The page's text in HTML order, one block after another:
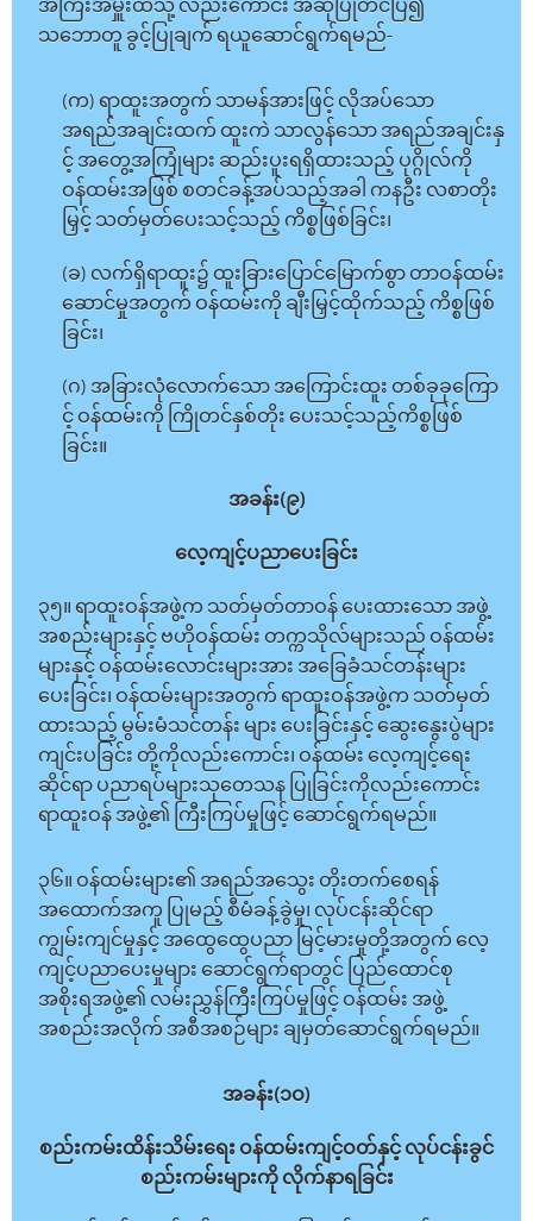
အကြီးအမှူးထံသို့ လည်းကောင်း အဆိုပြုတင်ပြ၍
သဘောတူ ခွင့်ပြုချက် ရယူဆောင်ရွက်ရမည်-
(က) ရာထူးအတွက် သာမန်အားဖြင့် လိုအပ်သော
အရည်အချင်းထက် ထူးကဲ သာလွန်သော အရည်အချင်းနှ
င့် အတွေ့အကြုံများ ဆည်းပူးရရှိထားသည့် ပုဂ္ဂိုလ်ကို
ဝန်ထမ်းအဖြစ် စတင်ခန့်အပ်သည့်အခါ ကနဦး လစာတိုး
မြှင့် သတ်မှတ်ပေးသင့်သည့် ကိစ္စဖြစ်ခြင်း၊
(ခ) လက်ရှိရာထူး၌ ထူးခြားပြောင်မြောက်စွာ တာဝန်ထမ်း
ဆောင်မှုအတွက် ဝန်ထမ်းကို ချီးမြှင့်ထိုက်သည့် ကိစ္စဖြစ်
ခြင်း၊
(ဂ) အခြားလုံလောက်သော အကြောင်းထူး တစ်ခုခုကြော
င့် ဝန်ထမ်းကို ကြိုတင်နှစ်တိုး ပေးသင့်သည့်ကိစ္စဖြစ်
ခြင်း။
အခန်း(၉)
လေ့ကျင့်ပညာပေးခြင်း
၃၅။ ရာထူးဝန်အဖွဲ့က သတ်မှတ်တာဝန် ပေးထားသော အဖွဲ့
အစည်းများနှင့် ဗဟိုဝန်ထမ်း တက္ကသိုလ်များသည် ဝန်ထမ်း
များနှင့် ဝန်ထမ်းလောင်းများအား အခြေခံသင်တန်းများ
ပေးခြင်း၊ ဝန်ထမ်းများအတွက် ရာထူးဝန်အဖွဲ့က သတ်မှတ်
ထားသည့် မွမ်းမံသင်တန်း များ ပေးခြင်းနှင့် ဆွေးနွေးပွဲများ
ကျင်းပခြင်း တို့ကိုလည်းကောင်း၊ ဝန်ထမ်း လေ့ကျင့်ရေး
ဆိုင်ရာ ပညာရပ်များသုတေသန ပြုခြင်းကိုလည်းကောင်း
ရာထူးဝန် အဖွဲ့၏ ကြီးကြပ်မှုဖြင့် ဆောင်ရွက်ရမည်။
၃၆။ ဝန်ထမ်းများ၏ အရည်အသွေး တိုးတက်စေရန်
အထောက်အကူ ပြုမည့် စီမံခန့်ခွဲမှု၊ လုပ်ငန်းဆိုင်ရာ
ကျွမ်းကျင်မှုနှင့် အထွေထွေပညာ မြင့်မားမှုတို့အတွက် လေ့
ကျင့်ပညာပေးမှုများ ဆောင်ရွက်ရာတွင် ပြည်ထောင်စု
အစိုးရအဖွဲ့၏ လမ်းညွှန်ကြီးကြပ်မှုဖြင့် ဝန်ထမ်း အဖွဲ့
အစည်းအလိုက် အစီအစဉ်များ ချမှတ်ဆောင်ရွက်ရမည်။
အခန်း(၁ဝ)
စည်းကမ်းထိန်းသိမ်းရေး ဝန်ထမ်းကျင့်ဝတ်နှင့် လုပ်ငန်းခွင်
စည်းကမ်းများကို လိုက်နာရခြင်း